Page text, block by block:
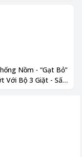
Nồm - “Gạt Bỏ”
Với Bộ 3 Giặt - Sấy